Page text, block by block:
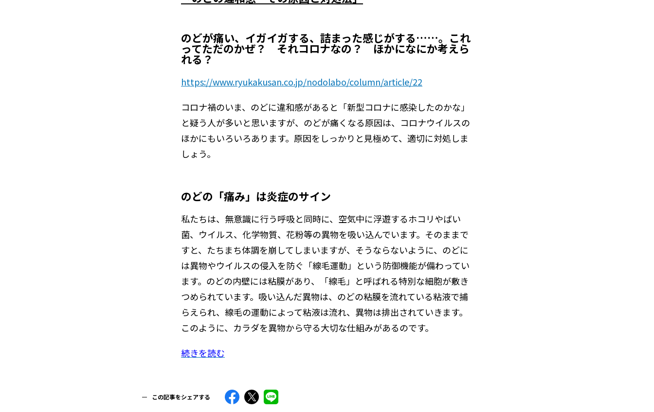
のどが痛い、イガイガする、詰まった感じがする……。これ
ってただのかぜ？ それコロナなの？ ほかになにか考えら
れる？
https://www.ryukakusan.co.jp/nodolabo/column/article/22
コロナ禍のいま、のどに違和感があると「新型コロナに感染したのかな」
と疑う人が多いと思いますが、のどが痛くなる原因は、コロナウイルスの
ほかにもいろいろあります。原因をしっかりと見極めて、適切に対処しま
しょう。
のどの「痛み」は炎症のサイン
私たちは、無意識に行う呼吸と同時に、空気中に浮遊するホコリやばい
菌、ウイルス、化学物質、花粉等の異物を吸い込んでいます。そのままで
すと、たちまち体調を崩してしまいますが、そうならないように、のどに
は異物やウイルスの侵入を防ぐ「線毛運動」という防御機能が備わってい
ます。のどの内壁には粘膜があり、「線毛」と呼ばれる特別な細胞が敷き
つめられています。吸い込んだ異物は、のどの粘膜を流れている粘液で捕
らえられ、線毛の運動によって粘液は流れ、異物は排出されていきます。
このように、カラダを異物から守る大切な仕組みがあるのです。
続きを読む
この記事をシェアする